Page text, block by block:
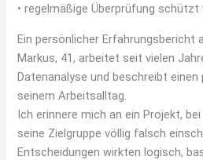
• regelmäßige Überprüfung
Ein persönlicher Erfahrungsbericht
Markus, 41, arbeitet seit vielen
Datenanalyse und beschreibt
seinem Arbeitsalltag.
Ich erinnere mich an ein Projekt,
seine Zielgruppe völlig falsch
Entscheidungen wirkten logisch,